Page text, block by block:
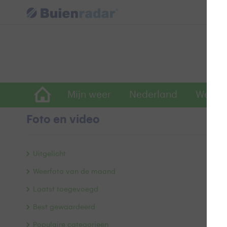
Mijn weer Nederland
Foto en video
Uitgelicht
Weerfoto van de maand
Laatst toegevoegd
Best gewaardeerd
Populaire categorieën